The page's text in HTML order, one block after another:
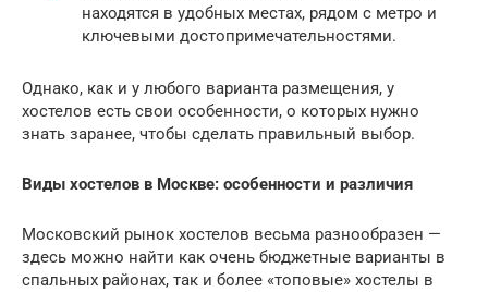
находятся в удобных местах, рядом с метро и
ключевыми достопримечательностями.
Однако, как и у любого варианта размещения, у
хостелов есть свои особенности, о которых нужно
знать заранее, чтобы сделать правильный выбор.
Виды хостелов в Москве: особенности и различия
Московский рынок хостелов весьма разнообразен —
здесь можно найти как очень бюджетные варианты в
спальных районах, так и более «топовые» хостелы в